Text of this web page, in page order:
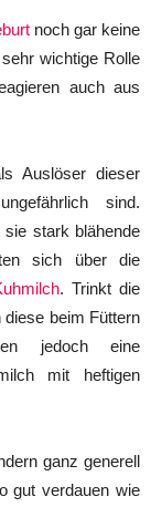
noch gar keine
wichtige Rolle
auch aus
Auslöser dieser
sind.
stark blähende
sich über die
. Trinkt die
beim Füttern
jedoch eine
mit heftigen
ganz generell
gut verdauen wie